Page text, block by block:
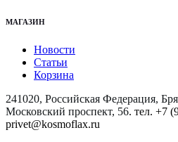
МАГАЗИН
Новости
Статьи
Корзина
241020, Российская Федерация,
Московский проспект, 56. тел. +7
privet@kosmoflax.ru